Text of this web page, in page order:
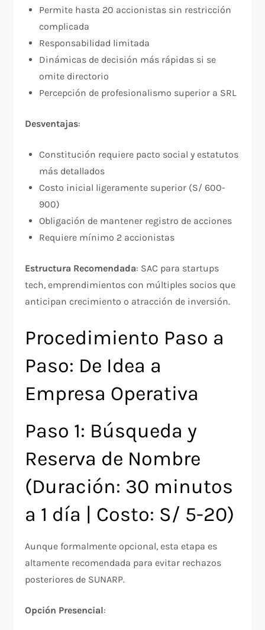
Permite hasta 20 accionistas sin restricción
complicada
Responsabilidad limitada
Dinámicas de decisión más rápidas si se
omite directorio
Percepción de profesionalismo superior a SRL
Desventajas:
Constitución requiere pacto social y estatutos
más detallados
Costo inicial ligeramente superior (S/ 600-
900)
Obligación de mantener registro de acciones
Requiere mínimo 2 accionistas
Estructura Recomendada: SAC para startups
tech, emprendimientos con múltiples socios que
anticipan crecimiento o atracción de inversión.
Procedimiento Paso a
Paso: De Idea a
Empresa Operativa
Paso 1: Búsqueda y
Reserva de Nombre
(Duración: 30 minutos
a 1 día | Costo: S/ 5-20)
Aunque formalmente opcional, esta etapa es
altamente recomendada para evitar rechazos
posteriores de SUNARP.
Opción Presencial:​